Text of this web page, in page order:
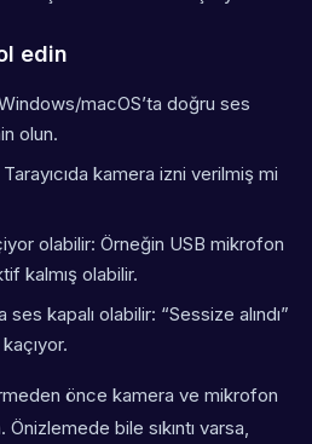
edin
macOS’ta doğru ses
olun.
Tarayıcıda kamera izni verilmiş mi
olabilir: Örneğin USB mikrofon
kalmış olabilir.
kapalı olabilir: “Sessize alındı”
önce kamera ve mikrofon
bile sıkıntı varsa,